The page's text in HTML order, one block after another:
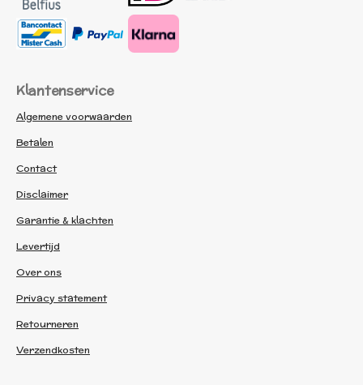
Klantenservice
Algemene voorwaarden
Betalen
Contact
Disclaimer
Garantie & klachten
Levertijd
Over ons
Privacy statement
Retourneren
Verzendkosten